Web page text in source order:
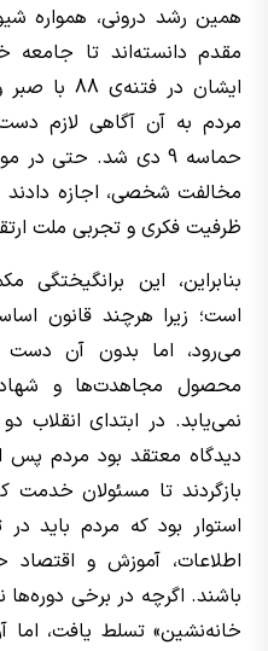
همین رشد درونی، همواره
مقدم دانسته‌اند تا
ایشان در
مردم به آن آگاهی لازم
حماسه 9 دی شد. حتی
مخالفت شخصی، اجازه دادند
ظرفیت فکری و تجربی ملت
بنابراین، این
است؛ زیرا هرچند قانون
می‌رود، اما بدون آن دست
محصول مجاهدت‌ها و
نمی‌یابد. در ابتدای
دیدگاه معتقد بود مردم پس
بازگردند تا مسئولان خدمت
استوار بود که مردم باید
اطلاعات، آموزش و
باشند. اگرچه در برخی دوره‌ها
خانه‌نشین» تسلط یافت، اما